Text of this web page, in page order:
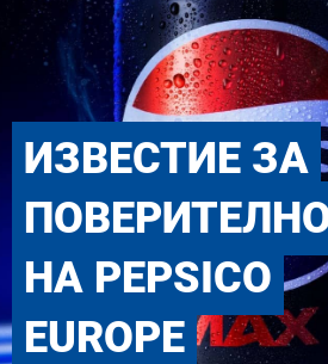
ИЗВЕСТИЕ ЗА
НА PEPSICO
EUROPE